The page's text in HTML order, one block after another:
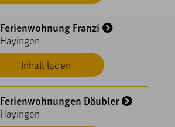
Inhalt laden
Ferienwohnung Franzi
Hayingen
Ferienwohnungen Däubler
Hayingen